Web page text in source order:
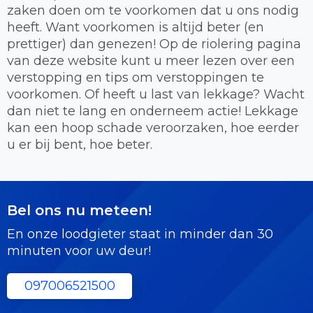
zaken doen om te voorkomen dat u ons nodig
heeft. Want voorkomen is altijd beter (en
prettiger) dan genezen! Op de riolering pagina
van deze website kunt u meer lezen over een
verstopping en tips om verstoppingen te
voorkomen. Of heeft u last van lekkage? Wacht
dan niet te lang en onderneem actie! Lekkage
kan een hoop schade veroorzaken, hoe eerder
u er bij bent, hoe beter.
Bel ons nu meteen!
En onze loodgieter staat in minder dan 30
minuten voor uw deur!
097006521500